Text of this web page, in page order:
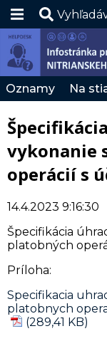
Hlavná
RSS
Zmena
SK
Oznamy Na
vykonanie
operácií s
14.4.2023 9:16:30
Špecifikácia
platobných
Príloha:
Specifikacia
platobnych